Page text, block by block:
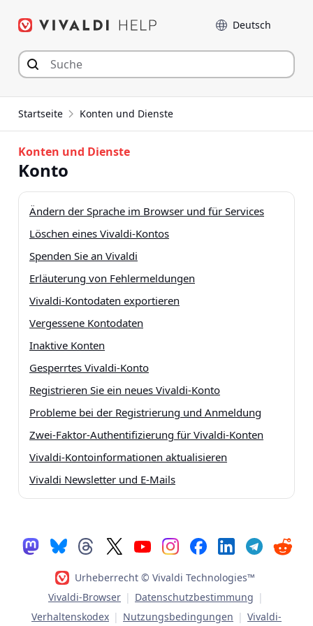
Inhalt
Sprache
Startseite Konten und Dienste
Konten und Dienste
Konto
Ändern der Sprache im Browser und für Services
Löschen eines Vivaldi-Kontos
Spenden Sie an Vivaldi
Erläuterung von Fehlermeldungen
Vivaldi-Kontodaten exportieren
Vergessene Kontodaten
Inaktive Konten
Gesperrtes Vivaldi-Konto
Registrieren Sie ein neues Vivaldi-Konto
Probleme bei der Registrierung und Anmeldung
Zwei-Faktor-Authentifizierung für Vivaldi-Konten
Vivaldi-Kontoinformationen aktualisieren
Vivaldi Newsletter und E-Mails
Urheberrecht © Vivaldi Technologies™
Vivaldi-Browser | Datenschutzbestimmung |
Verhaltenskodex | Nutzungsbedingungen | Vivaldi-